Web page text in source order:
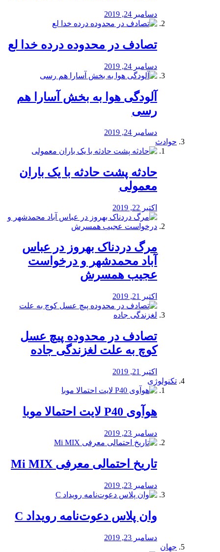
دسامبر 24, 2019
تصادف در محدوده درده خدا لع
دسامبر 24, 2019
آلودگی هوا به بخش آسارا هم
رسی
دسامبر 24, 2019
حوادث
️حادثه پشت حادثه با یک باران
معمولی
اکتبر 22, 2019
مرگ دردناک بهروز در عباس
آباد محمدشهر و درخواست
عجیب همسرش
اکتبر 21, 2019
تصادف در محدوده پیچ عسل
کوچ به علت لغزندگی جاده
اکتبر 21, 2019
تکنولوژی
هوآوی P40 لایت احتمالا موبا
دسامبر 23, 2019
تاریخ احتمالی معرفی Mi MIX
دسامبر 23, 2019
وان پلاس دعوت‌نامه رویداد C
دسامبر 23, 2019
جهان